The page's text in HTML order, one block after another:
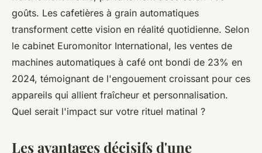
goûts. Les cafetières à grain automatiques
transforment cette vision en réalité quotidienne. Selon
le cabinet Euromonitor International, les ventes de
machines automatiques à café ont bondi de 23% en
2024, témoignant de l'engouement croissant pour ces
appareils qui allient fraîcheur et personnalisation.
Quel serait l'impact sur votre rituel matinal ?
Les avantages décisifs d'une